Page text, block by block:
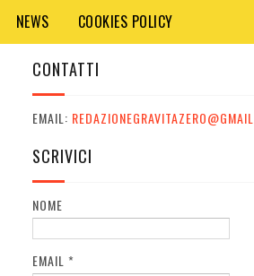
NEWS COOKIES POLICY
CONTATTI
EMAIL:
SCRIVICI
NOME
EMAIL *